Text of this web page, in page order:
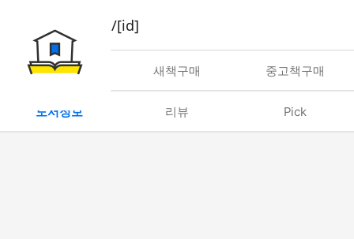
book/rent/[id]
대여 새책구매 중고책구매
도서정보 리뷰 Pick